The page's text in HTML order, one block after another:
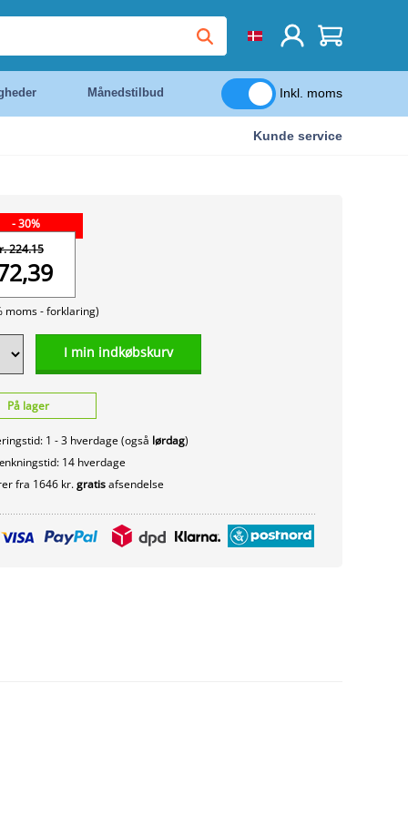
Månedstilbud Inkl. moms
Kunde service
- 30%
224.15
moms -forklaring)
I min indkøbskurv
På lager
1 - 3 hverdage (også lørdag)
14 hverdage
fra 1646 kr.gratisafsendelse